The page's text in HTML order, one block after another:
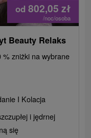
od 802,05 zł
/noc/osoba
Beauty Relaks
% zniżki na wybrane
I Kolacja
i jędrnej
się